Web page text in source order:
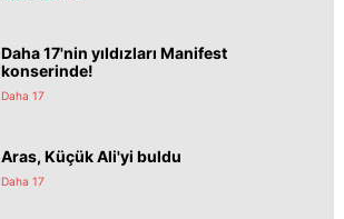
Daha 17'nin yıldızları Manifest
konserinde!
Daha 17
Aras, Küçük Ali'yi buldu
Daha 17